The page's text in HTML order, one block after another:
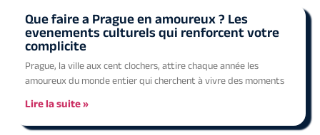
Que faire a Prague en amoureux ? Les
evenements culturels qui renforcent votre
complicite
Prague, la ville aux cent clochers, attire chaque année les
amoureux du monde entier qui cherchent à vivre des moments
Lire la suite »